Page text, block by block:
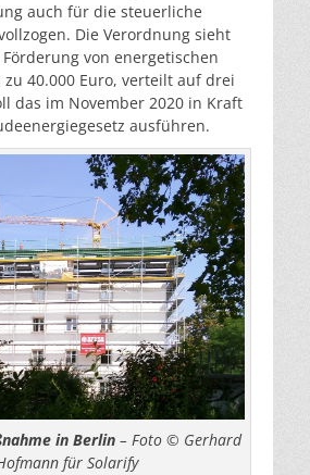
auch für die steuerliche
Die Verordnung sieht
von energetischen
40.000 Euro, verteilt auf drei
das im November 2020 in Kraft
ausführen.
in Berlin – Foto © Gerhard
für Solarify